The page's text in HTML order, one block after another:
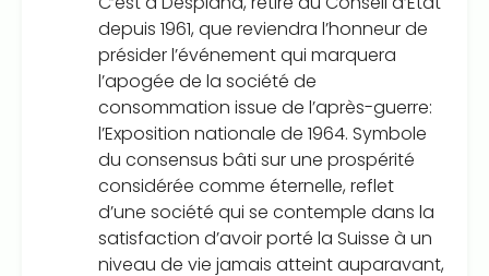
depuis 1961, que reviendra l’honneur de
présider l’événement qui marquera
l’apogée de la société de
consommation issue de l’après-guerre:
l’Exposition nationale de 1964. Symbole
du consensus bâti sur une prospérité
considérée comme éternelle, reflet
d’une société qui se contemple dans la
satisfaction d’avoir porté la Suisse à un
niveau de vie jamais atteint auparavant,